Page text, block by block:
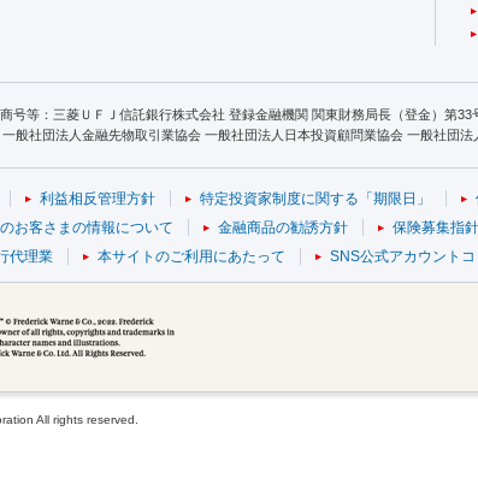
商号等：三菱ＵＦＪ信託銀行株式会社 登録金融機関 関東財務局長（登金）第33
般社団法人金融先物取引業協会 一般社団法人日本投資顧問業協会 一般社団
利益相反管理方針 特定投資家制度に関する「期限日」
お客さまの情報について 金融商品の勧誘方針 保険募集指針
代理業
本サイトのご利用にあたって SNS公式アカウント
All rights reserved.